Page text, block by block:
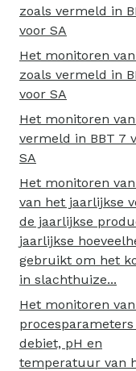
zoals vermeld in
voor SA
Het monitoren
zoals vermeld in
voor SA
Het monitoren
vermeld in BBT 7
SA
Het monitoren
van het jaarlijkse
de jaarlijkse
jaarlijkse
gebruikt om het
in slachthuize...
Het monitoren
debiet, pH en
temperatuur van